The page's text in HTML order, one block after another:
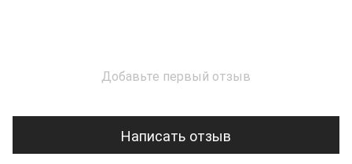
Добавьте первый отзыв
Написать отзыв